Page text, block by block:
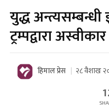
युद्ध अन्त्यसम्बन्धी
ट्रम्पद्वारा अस्वीकार
हिमाल प्रेस २८ वैशाख